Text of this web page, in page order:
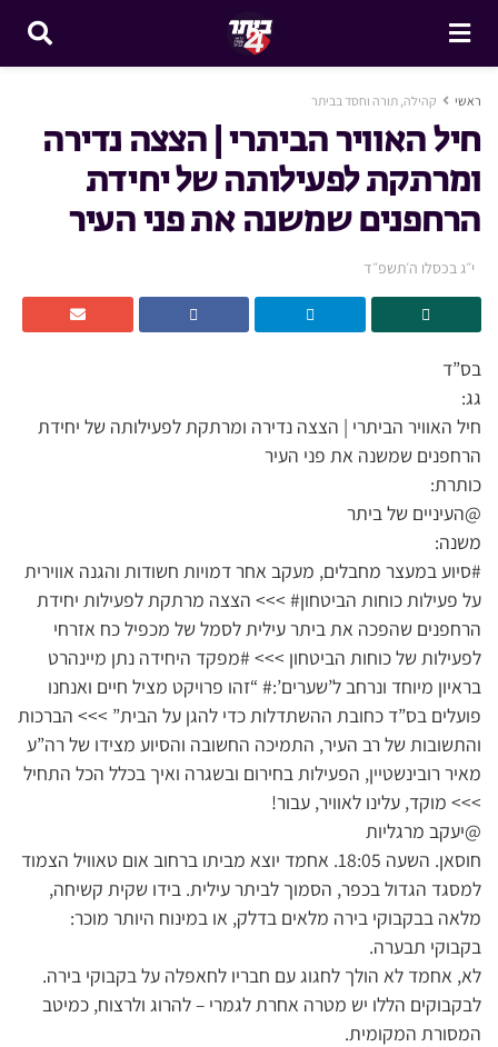
ראשי קהילה, תורה וחסד בביתר
חיל האוויר הביתרי | הצצה נדירה
ומרתקת לפעילותה של יחידת
הרחפנים שמשנה את פני העיר
י״ג בכסלו ה׳תשפ״ד
בס”ד
גג:
חיל האוויר הביתרי | הצצה נדירה ומרתקת לפעילותה של יחידת
הרחפנים שמשנה את פני העיר
כותרת:
@העיניים של ביתר
משנה:
#סיוע במעצר מחבלים, מעקב אחר דמויות חשודות והגנה אווירית
על פעילות כוחות הביטחון# >>> הצצה מרתקת לפעילות יחידת
הרחפנים שהפכה את ביתר עילית לסמל של מכפיל כח אזרחי
לפעילות של כוחות הביטחון >>> #מפקד היחידה נתן מיינהרט
בראיון מיוחד ונרחב ל’שערים’:# “זהו פרויקט מציל חיים ואנחנו
פועלים בס”ד כחובת ההשתדלות כדי להגן על הבית” >>> הברכות
והתשובות של רב העיר, התמיכה החשובה והסיוע מצידו של רה”ע
מאיר רובינשטיין, הפעילות בחירום ובשגרה ואיך בכלל הכל התחיל
>>> מוקד, עלינו לאוויר, עבור!
@יעקב מרגליות
חוסאן. השעה 18:05. אחמד יוצא מביתו ברחוב אום טאוויל הצמוד
למסגד הגדול בכפר, הסמוך לביתר עילית. בידו שקית קשיחה,
מלאה בבקבוקי בירה מלאים בדלק, או במינוח היותר מוכר:
בקבוקי תבערה.
לא, אחמד לא הולך לחגוג עם חבריו לחאפלה על בקבוקי בירה.
לבקבוקים הללו יש מטרה אחרת לגמרי – להרוג ולרצוח, כמיטב
המסורת המקומית.